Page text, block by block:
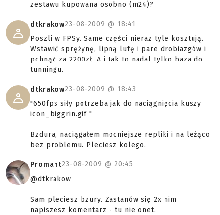
zestawu kupowana osobno (m24)?
dtkrakow23-08-2009 @ 18:41
Poszli w FPSy. Same części nieraz tyle kosztują.
Wstawić sprężynę, lipną lufę i pare drobiazgów i
pchnąć za 2200zł. A i tak to nadal tylko baza do
tunningu.
dtkrakow23-08-2009 @ 18:43
"650fps siły potrzeba jak do naciągnięcia kuszy
icon_biggrin.gif "
Bzdura, naciągałem mocniejsze repliki i na leżąco
bez problemu. Pleciesz kolego.
Promant23-08-2009 @ 20:45
@dtkrakow
Sam pleciesz bzury. Zastanów się 2x nim
napiszesz komentarz - tu nie onet.